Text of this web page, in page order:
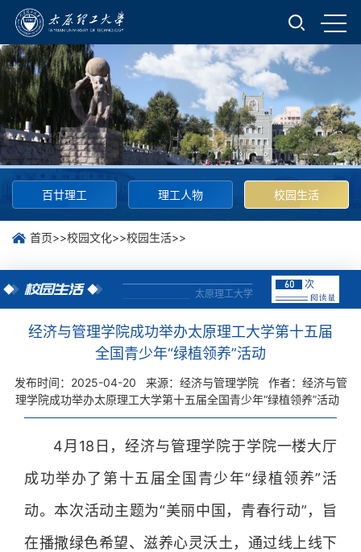
百廿理工 理工人物 校园生活
首页>>校园文化>>校园生活>>
校园生活 太原理工大学
60 次
经济与管理学院成功举办太原理工大学第十五届
全国青少年“绿植领养”活动
发布时间：2025-04-20 来源：经济与管理学院
作者：经济与管
理学院成功举办太原理工大学第十五届全国青少年“绿植领养”活动
4月18日，经济与管理学院于学院一楼大厅
成功举办了第十五届全国青少年“绿植领养”活
动。本次活动主题为“美丽中国，青春行动”，旨
在播撒绿色希望、滋养心灵沃土，通过线上线下